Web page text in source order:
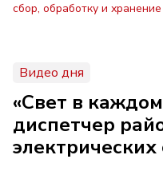
сбор, обработку и
Видео дня
«Свет в
диспетчер
электрических